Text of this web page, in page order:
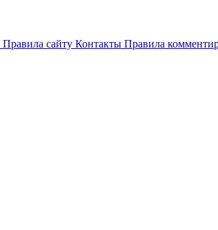
Правила сайту Контакты Правила